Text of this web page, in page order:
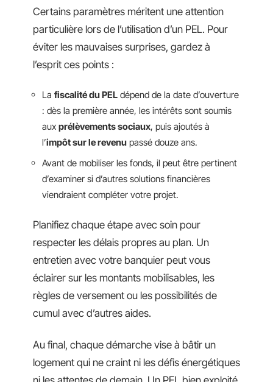
Certains paramètres méritent une attention
particulière lors de l’utilisation d’un PEL. Pour
éviter les mauvaises surprises, gardez à
l’esprit ces points :
La fiscalité du PEL dépend de la date d’ouverture
: dès la première année, les intérêts sont soumis
aux prélèvements sociaux, puis ajoutés à
l’impôt sur le revenu passé douze ans.
Avant de mobiliser les fonds, il peut être pertinent
d’examiner si d’autres solutions financières
viendraient compléter votre projet.
Planifiez chaque étape avec soin pour
respecter les délais propres au plan. Un
entretien avec votre banquier peut vous
éclairer sur les montants mobilisables, les
règles de versement ou les possibilités de
cumul avec d’autres aides.
Au final, chaque démarche vise à bâtir un
logement qui ne craint ni les défis énergétiques